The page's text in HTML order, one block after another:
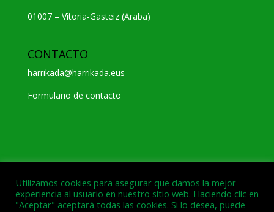
01007 – Vitoria-Gasteiz (Araba)
CONTACTO
harrikada@harrikada.eus
Formulario de contacto
Utilizamos cookies para asegurar que damos la mejor
experiencia al usuario en nuestro sitio web. Haciendo clic en
"Aceptar" aceptará todas las cookies. Si lo desea, puede